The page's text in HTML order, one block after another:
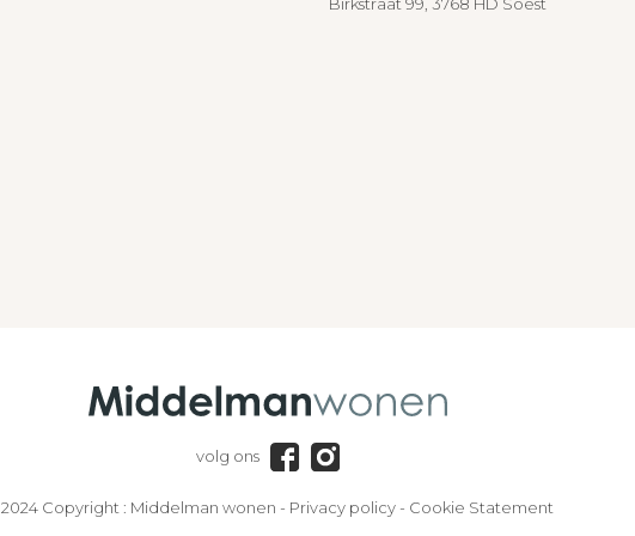
volg ons
Copyright : Middelman wonen - Privacy policy- Cookie Statement